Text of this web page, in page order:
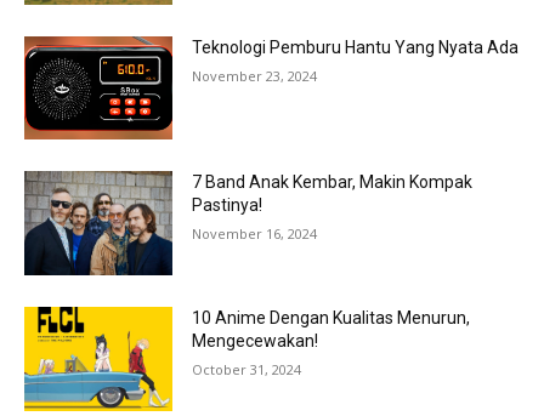
Teknologi Pemburu Hantu Yang Nyata Ada
November 23, 2024
7 Band Anak Kembar, Makin Kompak
Pastinya!
November 16, 2024
10 Anime Dengan Kualitas Menurun,
Mengecewakan!
October 31, 2024